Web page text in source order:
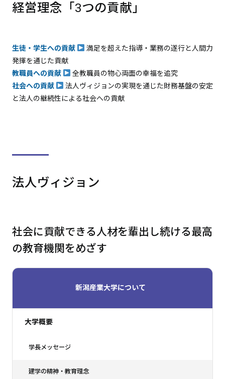
経営理念「3つの貢献」
生徒・学生への貢献
満足を超えた指導・業務の遂行と人間力
発揮を通じた貢献
教職員への貢献
全教職員の物心両面の幸福を追究
社会への貢献
法人ヴィジョンの実現を通じた財務基盤の安定
と法人の継続性による社会への貢献
法人ヴィジョン
社会に貢献できる人材を輩出し続ける最高
の教育機関をめざす
新潟産業大学について
大学概要
学長メッセージ
建学の精神・教育理念